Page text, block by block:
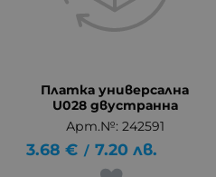
Платка универсална
U028 двустранна
Арт.№: 242591
3.68 € / 7.20 лв.